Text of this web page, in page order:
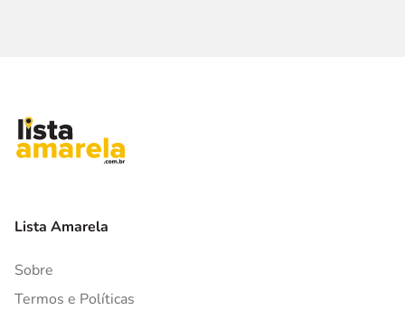
Lista Amarela
Sobre
Termos e Políticas